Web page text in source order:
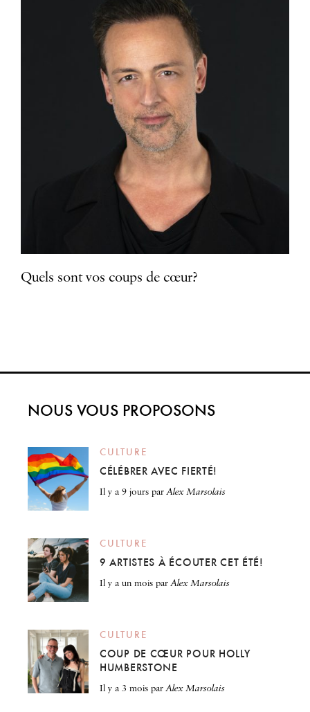
Quels sont vos coups de cœur?
NOUS VOUS PROPOSONS
CULTURE
CÉLÉBRER AVEC FIERTÉ!
il y a 9 jours parAlex Marsolais
CULTURE
9 ARTISTES À ÉCOUTER CET ÉTÉ!
il y a un mois parAlex Marsolais
CULTURE
COUP DE CŒUR POUR HOLLY
HUMBERSTONE
il y a 3 mois parAlex Marsolais